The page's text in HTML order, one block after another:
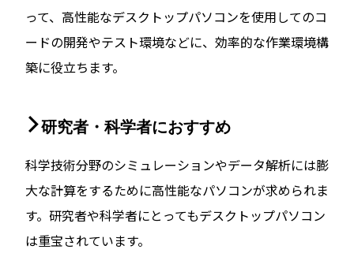
って、高性能なデスクトップパソコンを使用してのコ
ードの開発やテスト環境などに、効率的な作業環境構
築に役立ちます。
研究者・科学者におすすめ
科学技術分野のシミュレーションやデータ解析には膨
大な計算をするために高性能なパソコンが求められま
す。研究者や科学者にとってもデスクトップパソコン
は重宝されています。